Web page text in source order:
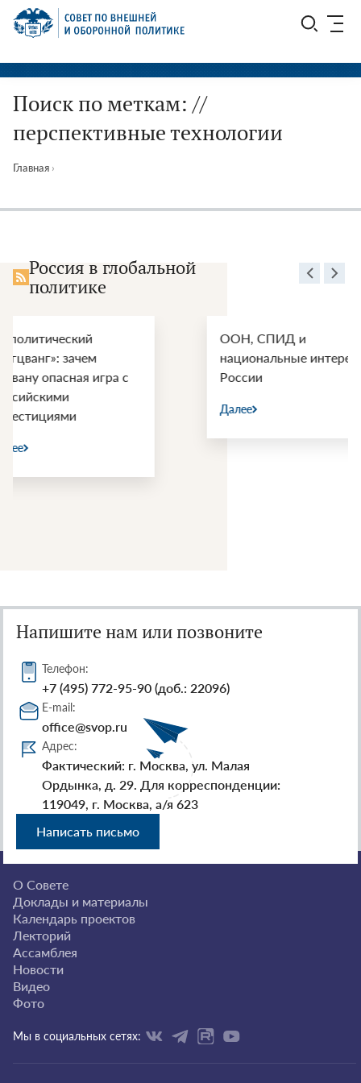
Перейти
СВОП
Поиск по меткам: //
перспективные технологии
Главная ›
Россия в глобальной
политике
ООН, СПИД и
национальные интересы
России
Напишите нам или позвоните
Телефон:
+7 (495) 772-95-90 (доб.: 22096)
E-mail:
office@svop.ru
Адрес:
Фактический: г. Москва, ул. Малая
Ордынка, д. 29. Для корреспонденции:
119049, г. Москва, а/я 623
Написать письмо
О Совете
Доклады и материалы
Календарь проектов
Лекторий
Ассамблея
Новости
Видео
Фото
Мы в социальных сетях: